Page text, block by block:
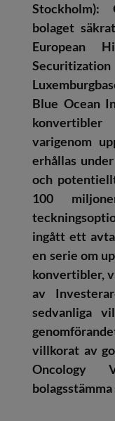
Stockholm):
bolaget
European
Blue Ocean
varigenom
erhållas
och
100
ingått ett
en serie om
konvertibler,
av
sedvanliga
villkorat av